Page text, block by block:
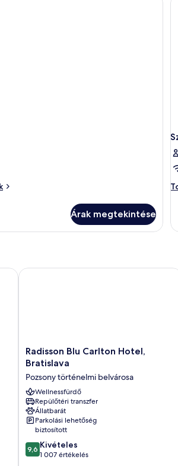
Árak megtekintése
Radisson
Blu
Hotel,
Bratislava
Pozsony
történelmi
belvárosa
Radisson Blu Carlton Hotel,
Bratislava
Pozsony történelmi belvárosa
Wellnessfürdő
Repülőtéri transzfer
Állatbarát
Parkolási lehetőség
biztosított
9.6
ennyiből:
9,6 Kivételes
1 007 értékelés
Radisson Blu Carlton Hotel, Bratislava